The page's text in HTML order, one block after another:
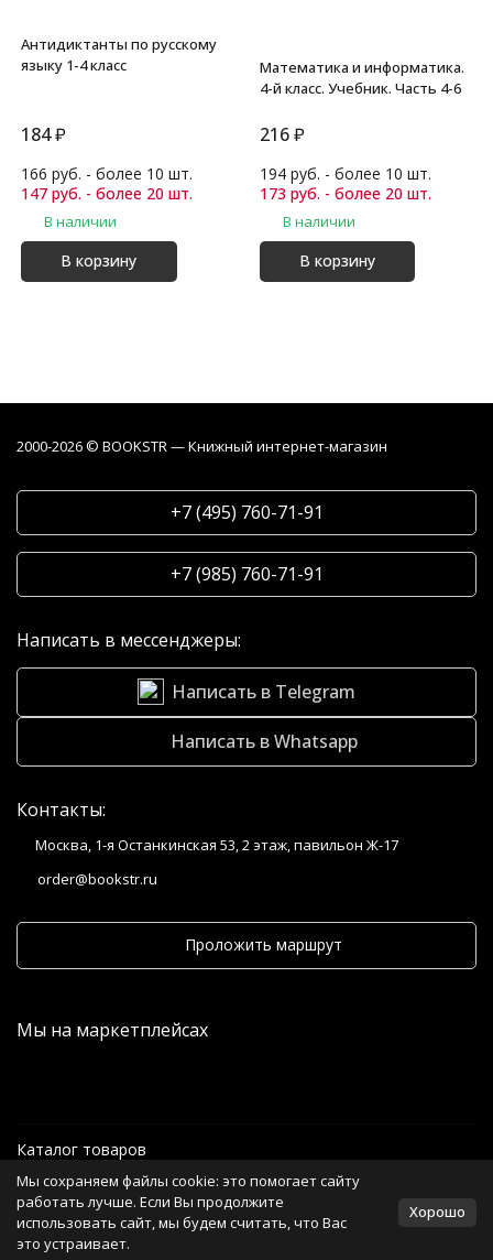
Антидиктанты по русскому
языку 1-4 класс
184₽
166 руб. - более 10 шт.
147 руб. - более 20 шт.
В наличии
В корзину
Математика и информатика.
4-й класс. Учебник. Часть 4-6
216 ₽
194 руб. - более 10 шт.
173 руб. - более 20 шт.
В наличии
В корзину
2000-2026 © BOOKSTR — Книжный интернет-магазин
+7 (495) 760-71-91
+7 (985) 760-71-91
Написать в мессенджеры:
Написать в Telegram
Написать в Whatsapp
Контакты:
Москва, 1-я Останкинская 53, 2 этаж, павильон Ж-17
order@bookstr.ru
Проложить маршрут
Мы на маркетплейсах
Каталог товаров
Информация
Мы сохраняем файлы cookie: это помогает сайту
работать лучше. Если Вы продолжите
использовать сайт, мы будем считать, что Вас
это устраивает.
Хорошо